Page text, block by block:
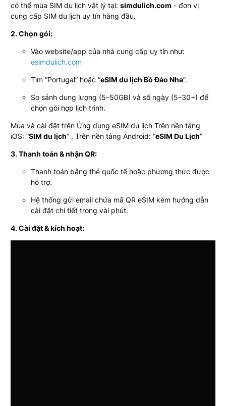
có thể mua SIM du lịch vật lý tại: simdulich.com - đơn vị
cung cấp SIM du lịch uy tín hàng đầu.
2. Chọn gói:
Vào website/app của nhà cung cấp uy tín như:
esimdulich.com
Tìm “Portugal” hoặc “eSIM du lịch Bồ Đào Nha”.
So sánh dung lượng (5–50GB) và số ngày (5–30+) để
chọn gói hợp lịch trình.
Mua và cài đặt trên Ứng dụng eSIM du lịch Trên nền tảng
iOS: “SIM du lịch” , Trên nền tảng Android: “eSIM Du Lịch”
3. Thanh toán & nhận QR:
Thanh toán bằng thẻ quốc tế hoặc phương thức được
hỗ trợ.
Hệ thống gửi email chứa mã QR eSIM kèm hướng dẫn
cài đặt chi tiết trong vài phút.
4. Cài đặt & kích hoạt: